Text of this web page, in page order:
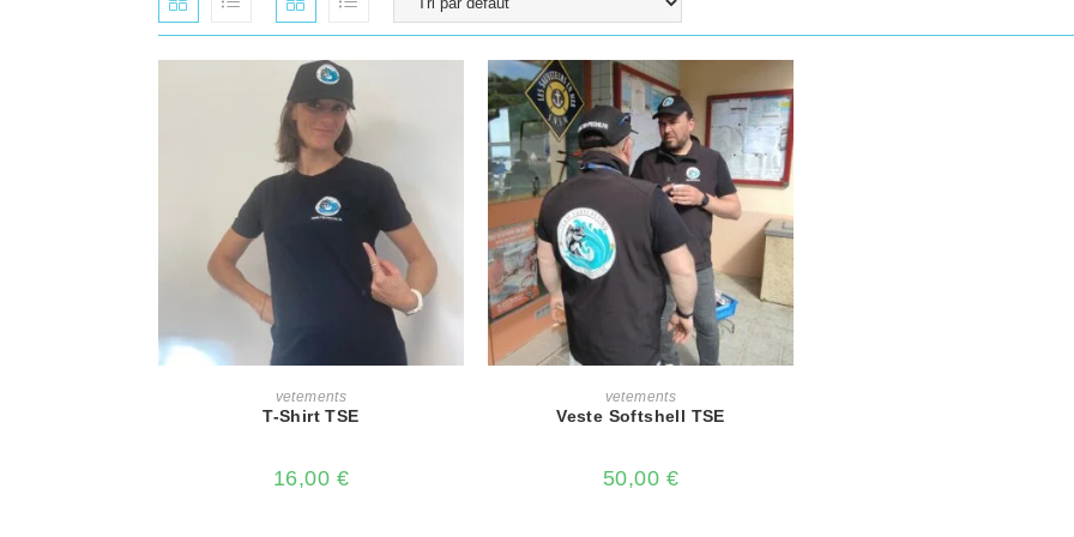
CHOIX DES OPTIONS
vetements
T-Shirt TSE
16,00 €
AJOUTER AU PANIER
vetements
Veste Softshell TSE
50,00 €